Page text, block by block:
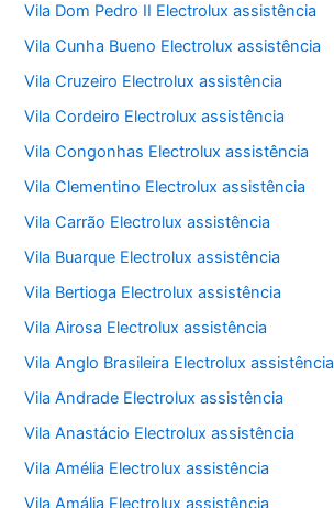
Vila Dom Pedro II Electrolux assistência
Vila Cunha Bueno Electrolux assistência
Vila Cruzeiro Electrolux assistência
Vila Cordeiro Electrolux assistência
Vila Congonhas Electrolux assistência
Vila Clementino Electrolux assistência
Vila Carrão Electrolux assistência
Vila Buarque Electrolux assistência
Vila Bertioga Electrolux assistência
Vila Airosa Electrolux assistência
Vila Anglo Brasileira Electrolux assistência
Vila Andrade Electrolux assistência
Vila Anastácio Electrolux assistência
Vila Amélia Electrolux assistência
Vila Amália Electrolux assistência